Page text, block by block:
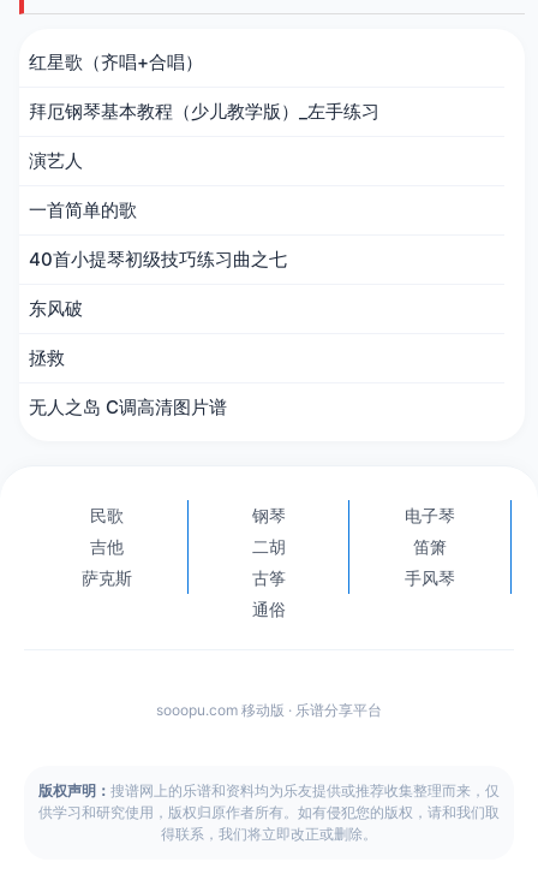
红星歌（齐唱+合唱）
拜厄钢琴基本教程（少儿教学版）_左手练习
演艺人
一首简单的歌
40首小提琴初级技巧练习曲之七
东风破
拯救
无人之岛 C调高清图片谱
民歌 钢琴
电子琴
吉他
二胡
笛箫
萨克斯
古筝
手风琴
通俗
sooopu.com 移动版 · 乐谱分享平台
版权声明： 搜谱网上的乐谱和资料均为乐友提供或推荐收集整理而来，仅
供学习和研究使用，版权归原作者所有。如有侵犯您的版权，请和我们取
得联系，我们将立即改正或删除。